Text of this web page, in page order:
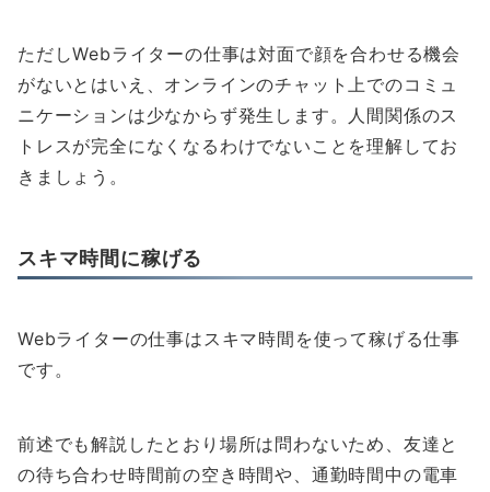
ただしWebライターの仕事は対面で顔を合わせる機会
がないとはいえ、オンラインのチャット上でのコミュ
ニケーションは少なからず発生します。人間関係のス
トレスが完全になくなるわけでないことを理解してお
きましょう。
スキマ時間に稼げる
Webライターの仕事はスキマ時間を使って稼げる仕事
です。
前述でも解説したとおり場所は問わないため、友達と
の待ち合わせ時間前の空き時間や、通勤時間中の電車